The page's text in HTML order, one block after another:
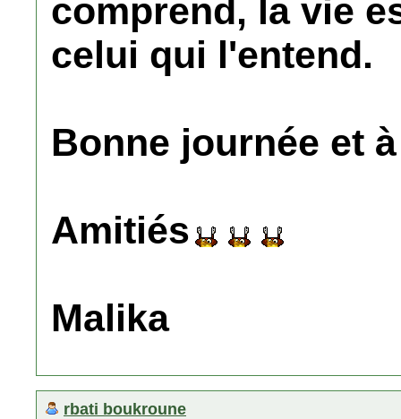
comprend, la vie
celui qui l'entend.
Bonne journée et
Amitiés
Malika
rbati boukroune